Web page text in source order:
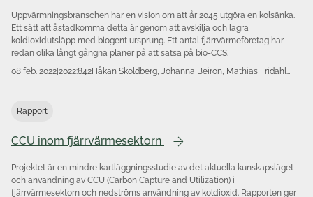
Uppvärmningsbranschen har en vision om att år 2045 utgöra en kolsänka.
Ett sätt att åstadkomma detta är genom att avskilja och lagra
koldioxidutsläpp med biogent ursprung. Ett antal fjärrvärmeföretag har
redan olika långt gångna planer på att satsa på bio-CCS.
08 feb. 2022|2022:842Håkan Sköldberg, Johanna Beiron, Mathias Fridahl
Unger, Jens Wolf, Lars Zetterberg
Rapport
CCU inom fjärrvärmesektorn
Projektet är en mindre kartläggningsstudie av det aktuella kunskapsläget
och användning av CCU (Carbon Capture and Utilization) i
fjärrvärmesektorn och nedströms användning av koldioxid. Rapporten ger